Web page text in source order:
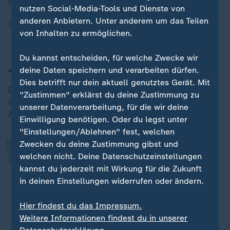
Party.
24.02.2025 | 3:46 min
Junge wählen eher Oppositionsparteien
Dass sich die Stimmen der jungen Menschen an den
äußeren Rändern verteilen, 21 Prozent wählten die
AfD, sei allerdings wenig überraschend. Riedl sagt:
Junge Wählerinnen und Wähler
tendieren eher dazu, eine Partei zu
wählen, die nicht in der Regierung
„
Jasmin Riedl, Politikwissenschaftlerin
nutzen Social-Media-Tools und Dienste von
anderen Anbietern. Unter anderem um das Teilen
von Inhalten zu ermöglichen.
Du kannst entscheiden, für welche Zwecke wir
deine Daten speichern und verarbeiten dürfen.
Dies betrifft nur dein aktuell genutztes Gerät. Mit
"Zustimmen" erklärst du deine Zustimmung zu
unserer Datenverarbeitung, für die wir deine
Einwilligung benötigen. Oder du legst unter
"Einstellungen/Ablehnen" fest, welchen
Zwecken du deine Zustimmung gibst und
welchen nicht. Deine Datenschutzeinstellungen
kannst du jederzeit mit Wirkung für die Zukunft
in deinen Einstellungen widerrufen oder ändern.
Hier findest du das Impressum.
Weitere Informationen findest du in unserer